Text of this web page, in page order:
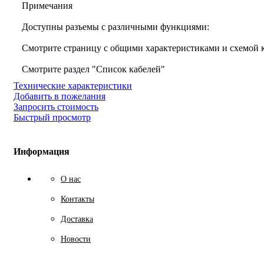
Примечания
Доступны разъемы с различными функциями:
Смотрите страницу с общими характеристиками и схемой
Смотрите раздел "Список кабелей"
Технические характеристики
Добавить в пожелания
Запросить стоимость
Быстрый просмотр
Информация
О нас
Контакты
Доставка
Новости